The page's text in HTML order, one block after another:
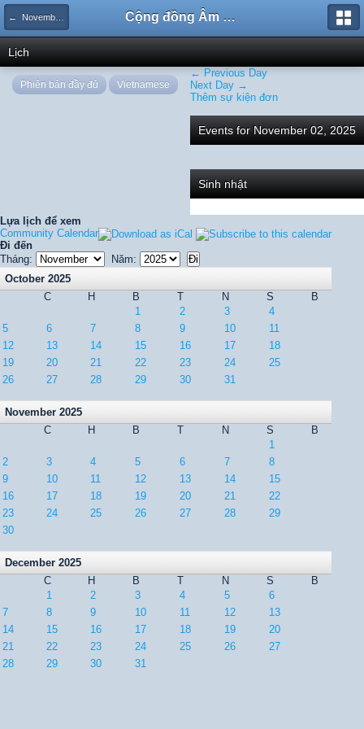
← November 2025 Cộng đồng Âm nhạc Sound Says
Lịch
← Previous Day
Next Day →
Thêm sự kiện đơn
Events for November 02, 2025
Sinh nhật
Lựa lịch để xem
Community Calendar
Đi đến
Tháng:
Năm:
October 2025
C
H B T N S
B
1
2 3
4
5
6 7 8 9 10
11
12
13 14 15 16 17
18
19
20 21 22 23 24
25
26
27 28 29 30 31
November 2025
C
H B T N S
B
1
2
3 4 5 6 7
8
9
10 11 12 13 14
15
16
17 18 19 20 21
22
23
24 25 26 27 28
29
30
December 2025
C
H B T N S
B
1
2 3 4 5
6
7
8 9 10 11 12
13
14
15 16 17 18 19
20
21
22 23 24 25 26
27
28
29 30 31
Phiên bản đầy đủ Vietnamese